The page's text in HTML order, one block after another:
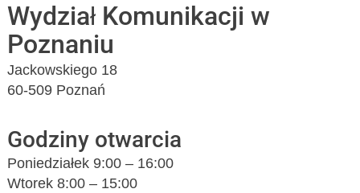
Wydział Komunikacji w
Poznaniu
Jackowskiego 18
60-509 Poznań
Godziny otwarcia
Poniedziałek 9:00 – 16:00
Wtorek 8:00 – 15:00